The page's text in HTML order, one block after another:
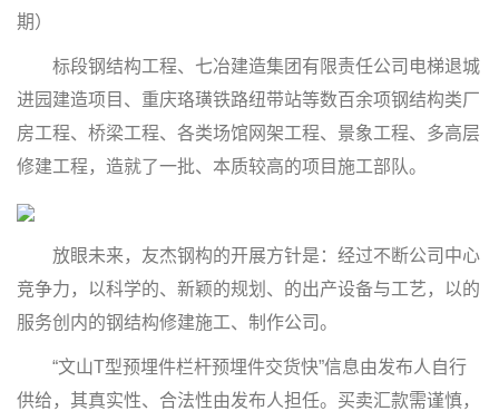
期）
标段钢结构工程、七冶建造集团有限责任公司电梯退城
进园建造项目、重庆珞璜铁路纽带站等数百余项钢结构类厂
房工程、桥梁工程、各类场馆网架工程、景象工程、多高层
修建工程，造就了一批、本质较高的项目施工部队。
放眼未来，友杰钢构的开展方针是：经过不断公司中心
竞争力，以科学的、新颖的规划、的出产设备与工艺，以的
服务创内的钢结构修建施工、制作公司。
“文山T型预埋件栏杆预埋件交货快”信息由发布人自行
供给，其真实性、合法性由发布人担任。买卖汇款需谨慎，